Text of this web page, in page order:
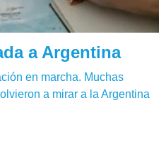
a Argentina
en marcha. Muchas
a mirar a la Argentina